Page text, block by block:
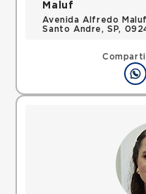
Maluf
Avenida Alfredo
Santo Andre, SP,